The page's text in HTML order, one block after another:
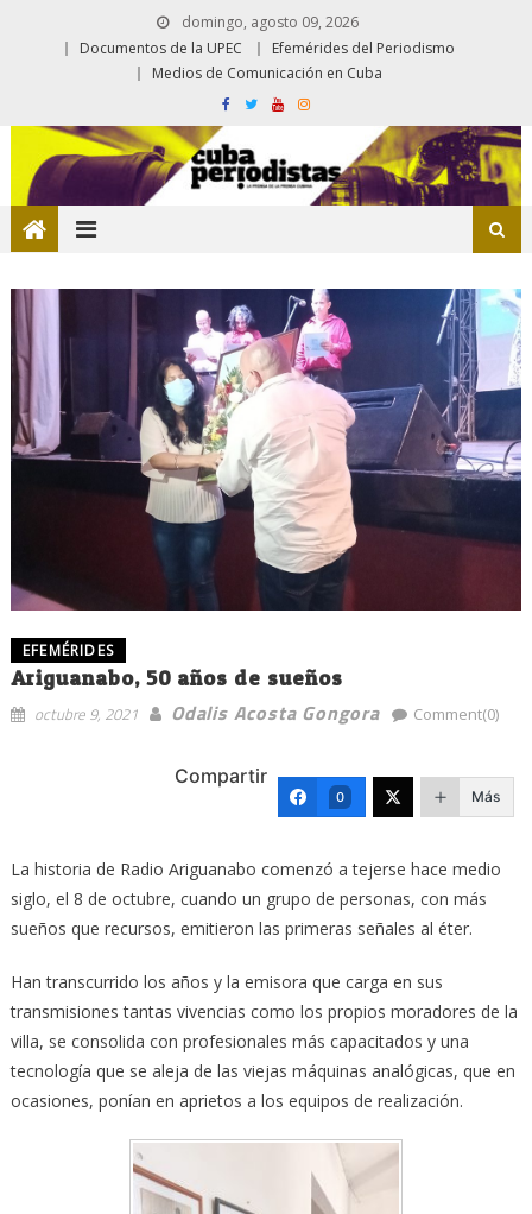
domingo, agosto 09, 2026
Documentos de la UPEC
Efemérides del Periodismo
Medios de Comunicación en Cuba
EFEMÉRIDES
Ariguanabo, 50 años de sueños
octubre 9, 2021 Odalis Acosta Gongora Comment(0)
Compartir
0 Más
La historia de Radio Ariguanabo comenzó a tejerse hace medio
siglo, el 8 de octubre, cuando un grupo de personas, con más
sueños que recursos, emitieron las primeras señales al éter.
Han transcurrido los años y la emisora que carga en sus
transmisiones tantas vivencias como los propios moradores de la
villa, se consolida con profesionales más capacitados y una
tecnología que se aleja de las viejas máquinas analógicas, que en
ocasiones, ponían en aprietos a los equipos de realización.